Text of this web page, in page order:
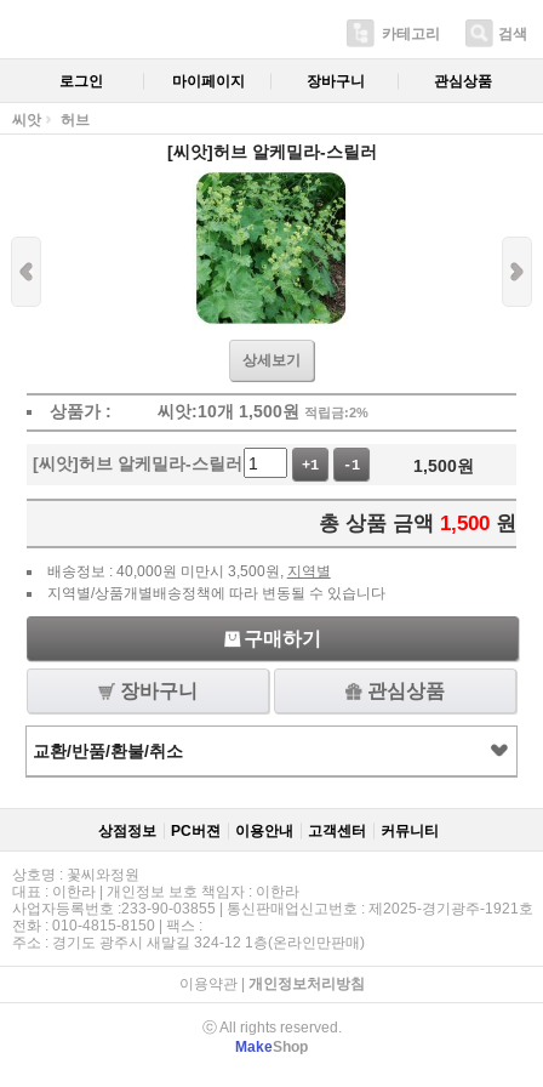
카테고리 검색
로그인 마이페이지 장바구니 관심상품
씨앗 허브
[씨앗]허브 알케밀라-스릴러
상세보기
상품가 : 씨앗:10개 1,500원 적립금:2%
[씨앗]허브 알케밀라-스릴러 +1 -1 1,500원
총 상품 금액 1,500 원
배송정보 : 40,000원 미만시 3,500원, 지역별
지역별/상품개별배송정책에 따라 변동될 수 있습니다
구매하기
장바구니 관심상품
교환/반품/환불/취소
상점정보 PC버젼 이용안내 고객센터 커뮤니티
상호명 : 꽃씨와정원
대표 : 이한라 | 개인정보 보호 책임자 : 이한라
사업자등록번호 :233-90-03855 | 통신판매업신고번호 : 제2025-경기광주-1921호
전화 : 010-4815-8150 | 팩스 :
주소 : 경기도 광주시 새말길 324-12 1층(온라인만판매)
이용약관| 개인정보처리방침
ⓒ All rights reserved.
MakeShop